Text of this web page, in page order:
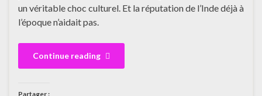
un véritable choc culturel. Et la réputation de l’Inde déjà à
l’époque n’aidait pas.
Continue reading
Partager :